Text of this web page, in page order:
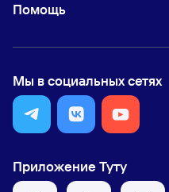
Помощь
Мы в социальных сетях
Приложение Туту